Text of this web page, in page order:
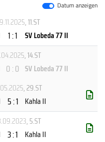
Datum anzeigen
, 11.ST
1 : 1 SV Lobeda 77 II
, 14.ST
0 : 0 SV Lobeda 77 II
, 29.ST
5 : 1 Kahla II
, 5.ST
3 : 1
Kahla II